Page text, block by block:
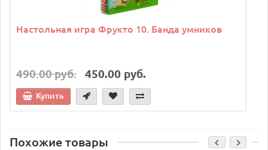
Настольная игра Фрукто 10. Банда умников
490.00 руб. 450.00 руб.
Купить
Похожие товары